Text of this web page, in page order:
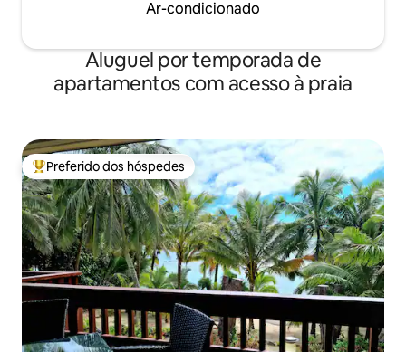
Ar-condicionado
Aluguel por temporada de
apartamentos com acesso à praia
Entre os melhores preferidos dos hóspedes
Preferido dos hóspedes